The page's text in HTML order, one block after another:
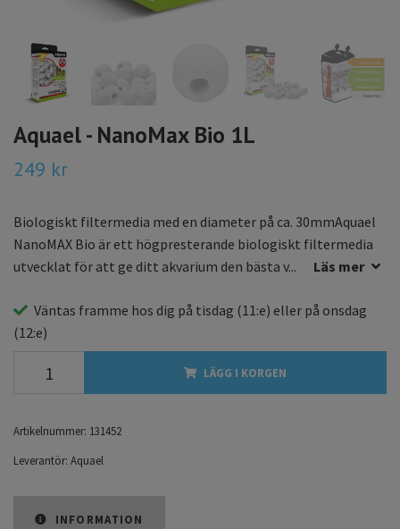
Aquael - NanoMax Bio 1L
249 kr
Biologiskt filtermedia med en diameter på ca. 30mmAquael
NanoMAX Bio är ett högpresterande biologiskt filtermedia
utvecklat för att ge ditt akvarium den bästa v...
Läs mer
Väntas framme hos dig på tisdag (11:e) eller på onsdag
(12:e)
LÄGG I KORGEN
Artikelnummer: 131452
Leverantör: Aquael
INFORMATION